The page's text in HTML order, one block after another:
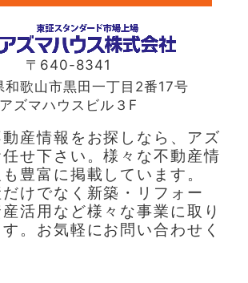
〒640-8341
和歌山市黒田一丁目2番17号
アズマハウスビル３F
産情報をお探しなら、アズ
せ下さい。様々な不動産情
豊富に掲載しています。
けでなく新築・リフォー
活用など様々な事業に取り
。お気軽にお問い合わせく